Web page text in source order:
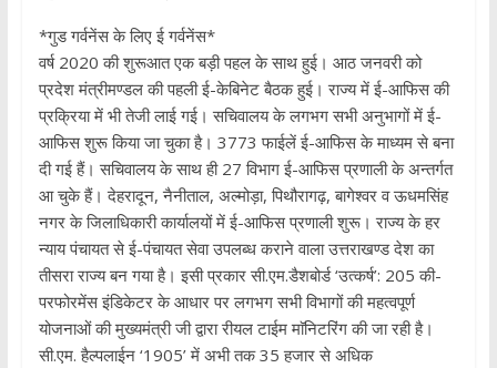
*गुड गर्वनेंस के लिए ई गर्वनेंस*
वर्ष 2020 की शुरूआत एक बड़ी पहल के साथ हुई। आठ जनवरी को
प्रदेश मंत्रीमण्डल की पहली ई-केबिनेट बैठक हुई। राज्य में ई-आफिस की
प्रक्रिया में भी तेजी लाई गई। सचिवालय के लगभग सभी अनुभागों में ई-
आफिस शुरू किया जा चुका है। 3773 फाईलें ई-आफिस के माध्यम से बना
दी गई हैं। सचिवालय के साथ ही 27 विभाग ई-आफिस प्रणाली के अन्तर्गत
आ चुके हैं। देहरादून, नैनीताल, अल्मोड़ा, पिथौरागढ़, बागेश्वर व ऊधमसिंह
नगर के जिलाधिकारी कार्यालयों में ई-आफिस प्रणाली शुरू। राज्य के हर
न्याय पंचायत से ई-पंचायत सेवा उपलब्ध कराने वाला उत्तराखण्ड देश का
तीसरा राज्य बन गया है। इसी प्रकार सी.एम.डैशबोर्ड ‘उत्कर्ष’: 205 की-
परफोरमेंस इंडिकेटर के आधार पर लगभग सभी विभागों की महत्वपूर्ण
योजनाओं की मुख्यमंत्री जी द्वारा रीयल टाईम माॅनिटरिंग की जा रही है।
सी.एम. हैल्पलाईन ‘1905’ में अभी तक 35 हजार से अधिक